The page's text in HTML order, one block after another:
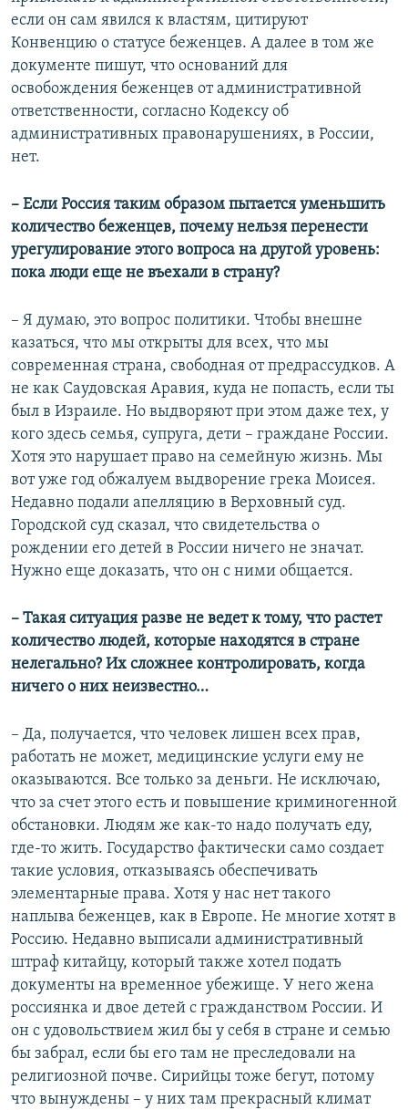
если он сам явился к властям, цитируют
Конвенцию о статусе беженцев. А далее в том же
документе пишут, что оснований для
освобождения беженцев от административной
ответственности, согласно Кодексу об
административных правонарушениях, в России,
нет.
– Если Россия таким образом пытается уменьшить
количество беженцев, почему нельзя перенести
урегулирование этого вопроса на другой уровень:
пока люди еще не въехали в страну?
– Я думаю, это вопрос политики. Чтобы внешне
казаться, что мы открыты для всех, что мы
современная страна, свободная от предрассудков. А
не как Саудовская Аравия, куда не попасть, если ты
был в Израиле. Но выдворяют при этом даже тех, у
кого здесь семья, супруга, дети – граждане России.
Хотя это нарушает право на семейную жизнь. Мы
вот уже год обжалуем выдворение грека Моисея.
Недавно подали апелляцию в Верховный суд.
Городской суд сказал, что свидетельства о
рождении его детей в России ничего не значат.
Нужно еще доказать, что он с ними общается.
– Такая ситуация разве не ведет к тому, что растет
количество людей, которые находятся в стране
нелегально? Их сложнее контролировать, когда
ничего о них неизвестно…
– Да, получается, что человек лишен всех прав,
работать не может, медицинские услуги ему не
оказываются. Все только за деньги. Не исключаю,
что за счет этого есть и повышение криминогенной
обстановки. Людям же как-то надо получать еду,
где-то жить. Государство фактически само создает
такие условия, отказываясь обеспечивать
элементарные права. Хотя у нас нет такого
наплыва беженцев, как в Европе. Не многие хотят в
Россию. Недавно выписали административный
штраф китайцу, который также хотел подать
документы на временное убежище. У него жена
россиянка и двое детей с гражданством России. И
он с удовольствием жил бы у себя в стране и семью
бы забрал, если бы его там не преследовали на
религиозной почве. Сирийцы тоже бегут, потому
что вынуждены – у них там прекрасный климат